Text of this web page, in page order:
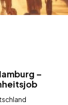
–